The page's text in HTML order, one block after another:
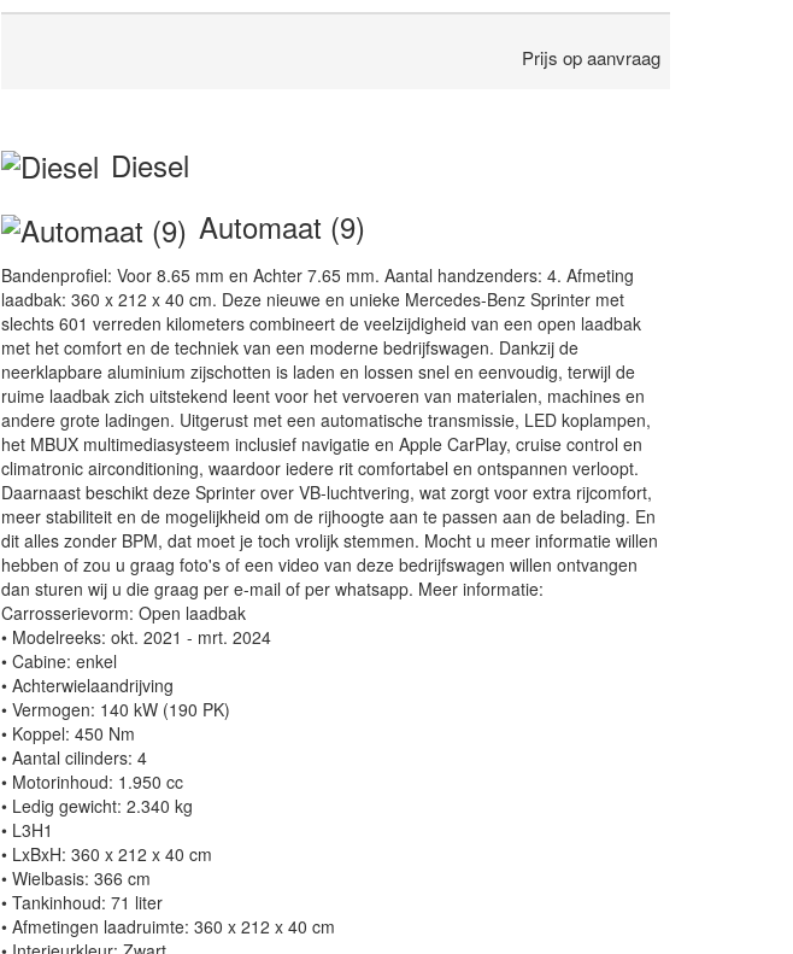
Prijs op aanvraag
Diesel
Automaat (9)
Bandenprofiel: Voor 8.65 mm en Achter 7.65 mm. Aantal handzenders: 4. Afmeting
laadbak: 360 x 212 x 40 cm. Deze nieuwe en unieke Mercedes-Benz Sprinter met
slechts 601 verreden kilometers combineert de veelzijdigheid van een open laadbak
met het comfort en de techniek van een moderne bedrijfswagen. Dankzij de
neerklapbare aluminium zijschotten is laden en lossen snel en eenvoudig, terwijl de
ruime laadbak zich uitstekend leent voor het vervoeren van materialen, machines en
andere grote ladingen. Uitgerust met een automatische transmissie, LED koplampen,
het MBUX multimediasysteem inclusief navigatie en Apple CarPlay, cruise control en
climatronic airconditioning, waardoor iedere rit comfortabel en ontspannen verloopt.
Daarnaast beschikt deze Sprinter over VB-luchtvering, wat zorgt voor extra rijcomfort,
meer stabiliteit en de mogelijkheid om de rijhoogte aan te passen aan de belading. En
dit alles zonder BPM, dat moet je toch vrolijk stemmen. Mocht u meer informatie willen
hebben of zou u graag foto's of een video van deze bedrijfswagen willen ontvangen
dan sturen wij u die graag per e-mail of per whatsapp. Meer informatie:
Carrosserievorm: Open laadbak
• Modelreeks: okt. 2021 - mrt. 2024
• Cabine: enkel
• Achterwielaandrijving
• Vermogen: 140 kW (190 PK)
• Koppel: 450 Nm
• Aantal cilinders: 4
• Motorinhoud: 1.950 cc
• Ledig gewicht: 2.340 kg
• L3H1
• LxBxH: 360 x 212 x 40 cm
• Wielbasis: 366 cm
• Tankinhoud: 71 liter
• Afmetingen laadruimte: 360 x 212 x 40 cm